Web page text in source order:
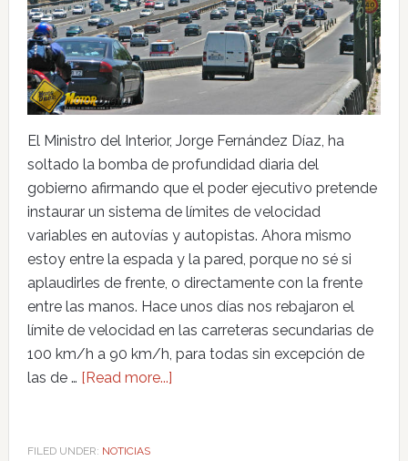
El Ministro del Interior, Jorge Fernández Díaz, ha
soltado la bomba de profundidad diaria del
gobierno afirmando que el poder ejecutivo pretende
instaurar un sistema de límites de velocidad
variables en autovías y autopistas. Ahora mismo
estoy entre la espada y la pared, porque no sé si
aplaudirles de frente, o directamente con la frente
entre las manos. Hace unos días nos rebajaron el
límite de velocidad en las carreteras secundarias de
100 km/h a 90 km/h, para todas sin excepción de
las de … [Read more...]
FILED UNDER: NOTICIAS